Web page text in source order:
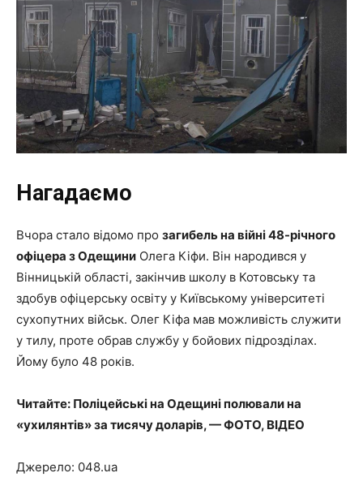
Нагадаємо
Вчора стало відомо про загибель на війні 48-річного
офіцера з Одещини Олега Кіфи. Він народився у
Вінницькій області, закінчив школу в Котовську та
здобув офіцерську освіту у Київському університеті
сухопутних військ. Олег Кіфа мав можливість служити
у тилу, проте обрав службу у бойових підрозділах.
Йому було 48 років.
Читайте: Поліцейські на Одещині полювали на
«ухилянтів» за тисячу доларів, — ФОТО, ВІДЕО
Джерело: 048.ua